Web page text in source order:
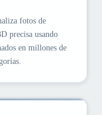
fotos de
precisa usando
en millones de